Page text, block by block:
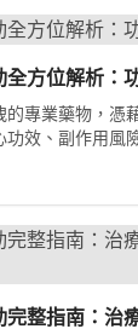
全方位解析：
的專業藥物，憑
功效、副作用風
完整指南：治